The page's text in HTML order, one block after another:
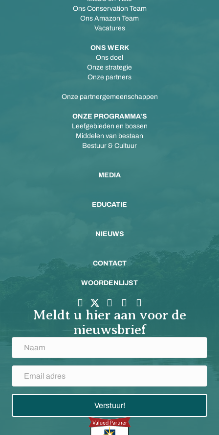
Ons Conservation Team
Ons Amazon Team
Vacatures
ONS WERK
Ons doel
Onze strategie
Onze partners
Onze partnergemeenschappen
ONZE PROGRAMMA'S
Leefgebieden en bossen
Middelen van bestaan
Bestuur & Cultuur
MEDIA
EDUCATIE
NIEUWS
CONTACT
WOORDENLIJST
Meldt u hier aan voor de
nieuwsbrief
Verstuur!